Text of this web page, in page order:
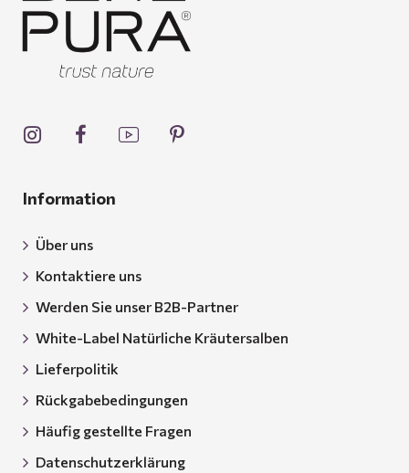
Information
Über uns
Kontaktiere uns
Werden Sie unser B2B-Partner
White-Label Natürliche Kräutersalben
Lieferpolitik
Rückgabebedingungen
Häufig gestellte Fragen
Datenschutzerklärung